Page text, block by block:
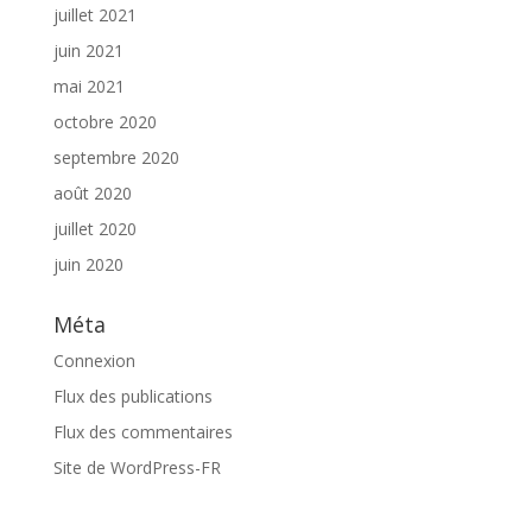
juillet 2021
juin 2021
mai 2021
octobre 2020
septembre 2020
août 2020
juillet 2020
juin 2020
Méta
Connexion
Flux des publications
Flux des commentaires
Site de WordPress-FR